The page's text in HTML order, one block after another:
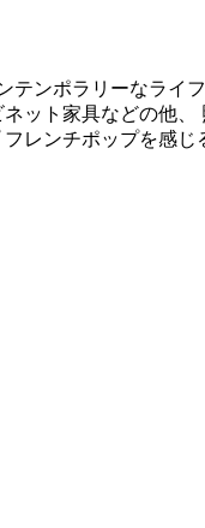
ンポラリーなライ
ット家具などの他
レンチポップを感